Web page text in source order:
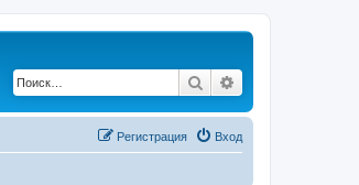
Поиск
Вход
Регистрация